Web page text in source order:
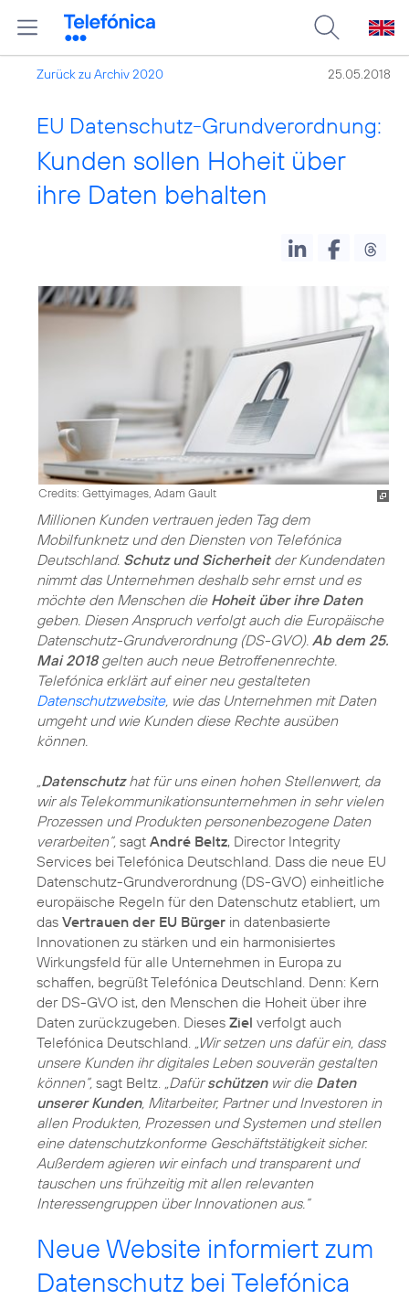
Zurück zu Archiv 2020 25.05.2018
EU Datenschutz-Grundverordnung:
Kunden sollen Hoheit über
ihre Daten behalten
Credits: Gettyimages, Adam Gault
Millionen Kunden vertrauen jeden Tag dem
Mobilfunknetz und den Diensten von Telefónica
Deutschland. Schutz und Sicherheitder Kundendaten
nimmt das Unternehmen deshalb sehr ernst und es
möchte den Menschen die Hoheit über ihre Daten
geben. Diesen Anspruch verfolgt auch die Europäische
Datenschutz-Grundverordnung (DS-GVO). Ab dem 25.
Mai 2018gelten auch neue Betroffenenrechte.
Telefónica erklärt auf einer neu gestalteten
Datenschutzwebsite, wie das Unternehmen mit Daten
umgeht und wie Kunden diese Rechte ausüben
können.
Datenschutzhat für uns einen hohen Stellenwert, da
wir als Telekommunikationsunternehmen in sehr vielen
Prozessen und Produkten personenbezogene Daten
verarbeiten“, sagt André Beltz, Director Integrity
Services bei Telefónica Deutschland. Dass die neue EU
Datenschutz-Grundverordnung (DS-GVO) einheitliche
europäische Regeln für den Datenschutz etabliert, um
das Vertrauen der EU Bürger in datenbasierte
Innovationen zu stärken und ein harmonisiertes
Wirkungsfeld für alle Unternehmen in Europa zu
schaffen, begrüßt Telefónica Deutschland. Denn: Kern
der DS-GVO ist, den Menschen die Hoheit über ihre
Daten zurückzugeben. Dieses Ziel verfolgt auch
Telefónica Deutschland.
„Wir setzen uns dafür ein, dass
unsere Kunden ihr digitales Leben souverän gestalten
können“, sagt Beltz. „Dafürschützenwir die Daten
unserer Kunden, Mitarbeiter, Partner und Investoren in
allen Produkten, Prozessen und Systemen und stellen
eine datenschutzkonforme Geschäftstätigkeit sicher.
Außerdem agieren wir einfach und transparent und
tauschen uns frühzeitig mit allen relevanten
Interessengruppen über Innovationen aus.“
Neue Website informiert zum
Datenschutz bei Telefónica